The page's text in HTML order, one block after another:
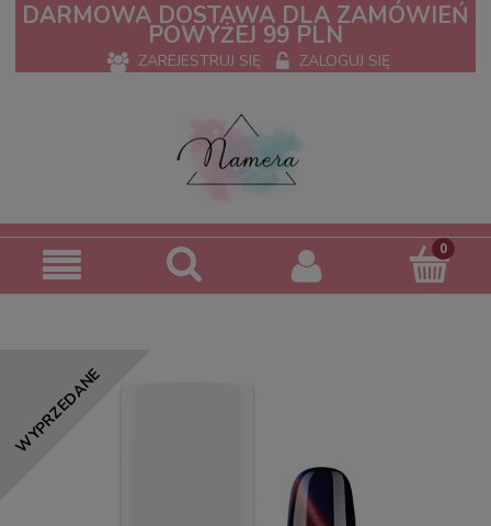
DARMOWA DOSTAWA DLA ZAMÓWIEŃ
POWYŻEJ 99 PLN
ZAREJESTRUJ SIĘ ZALOGUJ SIĘ
WYPRZEDANE